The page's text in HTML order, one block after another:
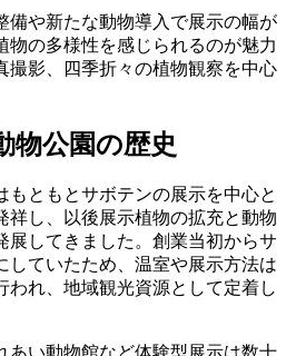
備や新たな動物導入で展示の幅が
物の多様性を感じられるのが魅力
撮影、四季折々の植物観察を中心
物公園の歴史
もともとサボテンの展示を中心と
祥し、以後展示植物の拡充と動物
展してきました。創業当初からサ
していたため、温室や展示方法は
われ、地域観光資源として定着し